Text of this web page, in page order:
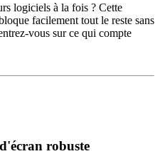
logiciels à la fois ? Cette
facilement tout le reste sans
vous sur ce qui compte
robuste